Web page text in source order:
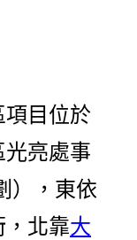
目位於
亮處事
），東依
北靠大